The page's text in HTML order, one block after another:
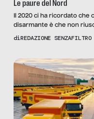
Le paure del Nord
Il 2020 ci ha ricordato che
disarmante è che non
Soltanto andandola a
preoccupazioni dopo lo […]
diREDAZIONE SENZAFILTRO